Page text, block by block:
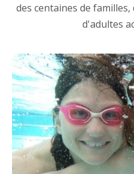
des centaines de
d'adultes